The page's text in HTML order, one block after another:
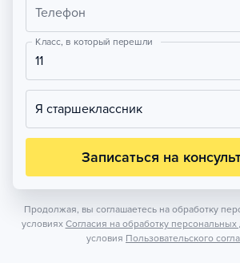
Телефон
Класс, в который перешли
11
Я старшеклассник
Записаться на
Продолжая, вы соглашаетесь на обработку
условиях Согласия на обработку
условия Пользовательского